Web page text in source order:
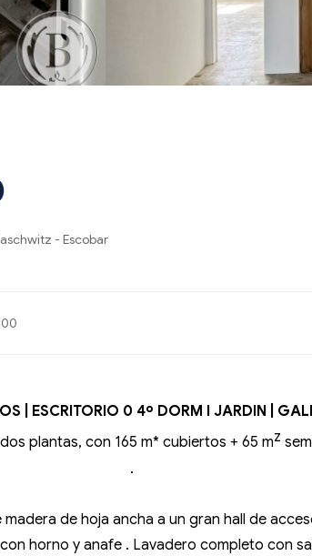
- Escobar
| ESCRITORIO 0 4º DORM I JARDIN |
plantas, con 165 m* cubiertos + 65 mz
.
de hoja ancha a un gran hall de
horno y anafe . Lavadero completo con